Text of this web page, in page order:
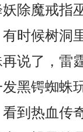
除魔戒指
时候树洞
说了，雷
黑锷蜘蛛
到热血传